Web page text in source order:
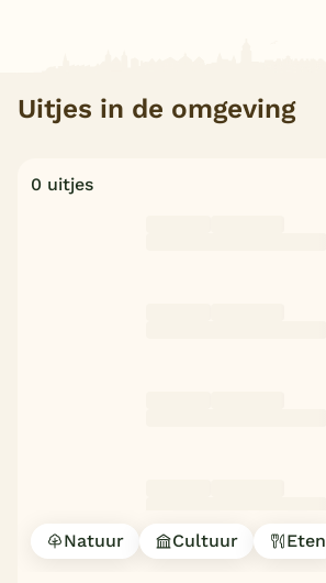
Uitjes in de omgeving
0 uitjes
Natuur Cultuur Eten